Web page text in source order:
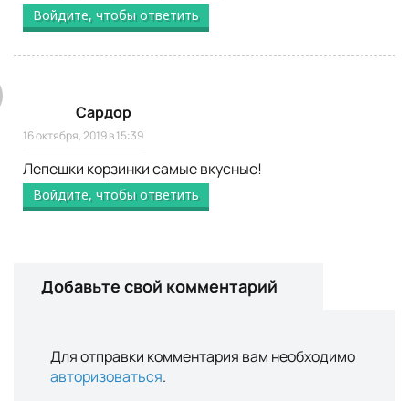
Войдите, чтобы ответить
Сардор
16 октября, 2019 в 15:39
Лепешки корзинки самые вкусные!
Войдите, чтобы ответить
Добавьте свой комментарий
Для отправки комментария вам необходимо
авторизоваться.